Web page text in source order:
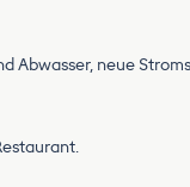
Abwasser, neue